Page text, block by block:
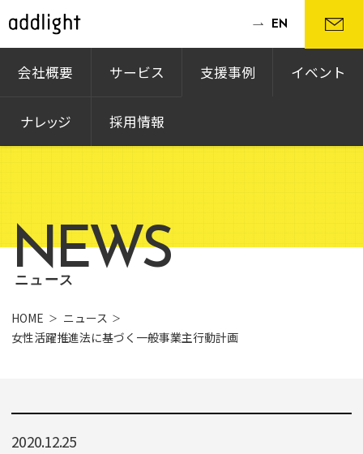
会社概要 サービス 支援事例 イベント
ナレッジ 採用情報
EN
NEWS
ニュース
HOME
ニュース
女性活躍推進法に基づく一般事業主行動計画
2020.12.25